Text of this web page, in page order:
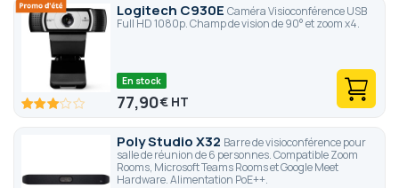
Logitech C930E Caméra Visioconférence USB
Full HD 1080p. Champ de vision de 90° et zoom x4.
60 100
En stock
77,90€
Poly Studio X32 Barre de visioconférence pour
salle de réunion de 6 personnes. Compatible Zoom
Rooms, Microsoft Teams Rooms et Google Meet
Hardware. Alimentation PoE++.